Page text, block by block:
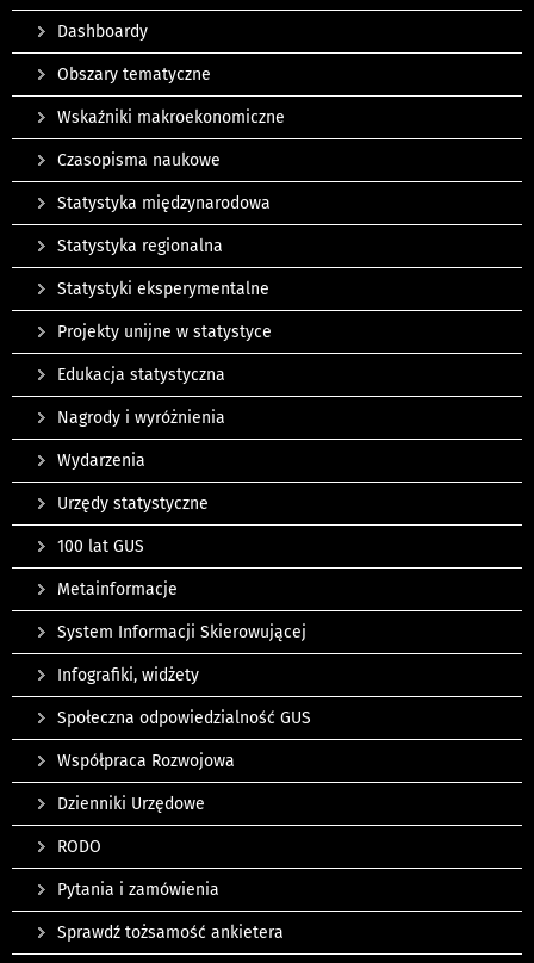
Dashboardy
Obszary tematyczne
Wskaźniki makroekonomiczne
Czasopisma naukowe
Statystyka międzynarodowa
Statystyka regionalna
Statystyki eksperymentalne
Projekty unijne w statystyce
Edukacja statystyczna
Nagrody i wyróżnienia
Wydarzenia
Urzędy statystyczne
100 lat GUS
Metainformacje
System Informacji Skierowującej
Infografiki, widżety
Społeczna odpowiedzialność GUS
Współpraca Rozwojowa
Dzienniki Urzędowe
RODO
Pytania i zamówienia
Sprawdź tożsamość ankietera